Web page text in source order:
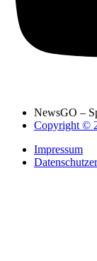
NewsGO –
Copyright ©
Impressum